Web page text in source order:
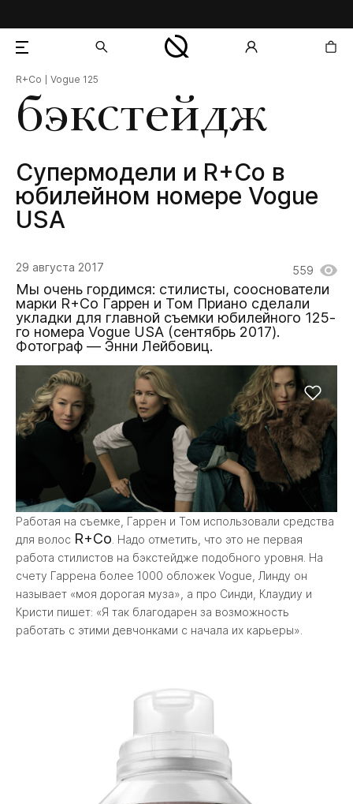
добавлен в корзину
бэкстейдж
Cупермодели и R+Co в
юбилейном номере Vogue
USA
R+Co Vogue 125
29 августа 2017 559
Мы очень гордимся: стилисты, сооснователи
марки R+Co Гаррен и Том Приано сделали
укладки для главной съемки юбилейного 125-
го номера Vogue USA (сентябрь 2017).
Фотограф — Энни Лейбовиц.
Работая на съемке, Гаррен и Том использовали средства
для волос R+Co. Надо отметить, что это не первая
работа стилистов на бэкстейдже подобного уровня. На
счету Гаррена более 1000 обложек Vogue, Линду он
называет «моя дорогая муза», а про Синди, Клаудиу и
Кристи пишет: «Я так благодарен за возможность
работать с этими девчонками с начала их карьеры».